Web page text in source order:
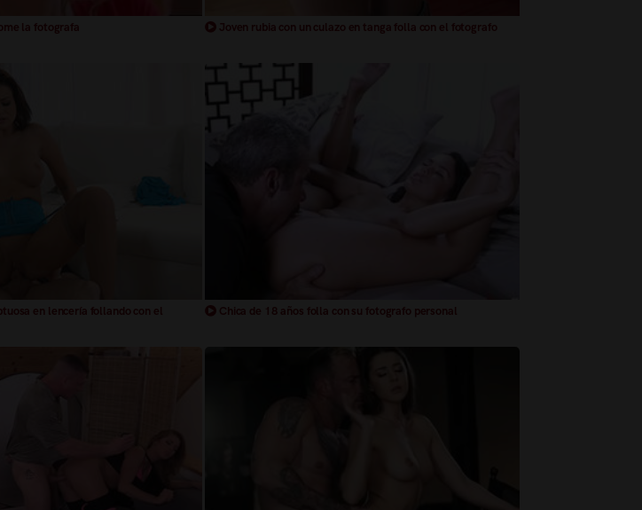
la fotografa Joven rubia con un culazo en tanga folla con el fotografo
en lencería follando con el
Chica de 18 años folla con su fotografo personal